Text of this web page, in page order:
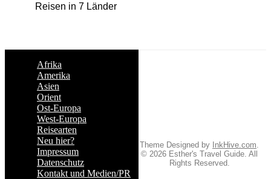
Reisen in 7 Länder
Afrika
Amerika
Asien
Orient
Ost-Europa
West-Europa
Reisearten
Neu hier?
Impressum
Datenschutz
Kontakt und Medien/PR
Theme Designed by InkHive.com
© 2026 Esther's Travel Guide. All
Rights Reserved.